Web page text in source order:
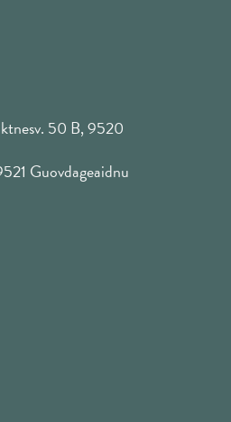
50 B, 9520
Guovdageaidnu